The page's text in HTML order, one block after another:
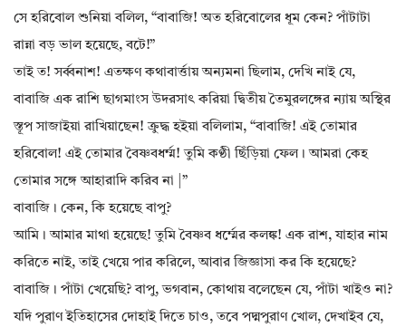
সে হরিবোল শুনিয়া বলিল, “বাবাজি! অত হরিবোলের ধূম কেন? পাঁটাটা
রান্না বড় ভাল হয়েছে, বটে!”
তাই ত! সর্ব্বনাশ! এতক্ষণ কথাবার্ত্তায় অন্যমনা ছিলাম, দেখি নাই যে,
বাবাজি এক রাশি ছাগমাংস উদরসাৎ করিয়া দ্বিতীয় তৈমুরলঙ্গের ন্যায় অস্থির
স্তূপ সাজাইয়া রাখিয়াছেন! ক্রুদ্ধ হইয়া বলিলাম, “বাবাজি! এই তোমার
হরিবোল! এই তোমার বৈষ্ণবধর্ম্ম! তুমি কণ্ঠী ছিঁড়িয়া ফেল। আমরা কেহ
তোমার সঙ্গে আহারাদি করিব না |”
বাবাজি। কেন, কি হয়েছে বাপু?
আমি। আমার মাথা হয়েছে! তুমি বৈষ্ণব ধর্ম্মের কলঙ্ক! এক রাশ, যাহার নাম
করিতে নাই, তাই খেয়ে পার করিলে, আবার জিজ্ঞাসা কর কি হয়েছে?
বাবাজি। পাঁটা খেয়েছি? বাপু, ভগবান, কোথায় বলেছেন যে, পাঁটা খাইও না?
যদি পুরাণ ইতিহাসের দোহাই দিতে চাও, তবে পদ্মপুরাণ খোল, দেখাইব যে,